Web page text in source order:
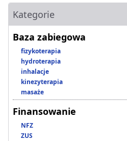
Kategorie
Baza zabiegowa
fizykoterapia
hydroterapia
inhalacje
kinezyterapia
masaże
Finansowanie
NFZ
ZUS